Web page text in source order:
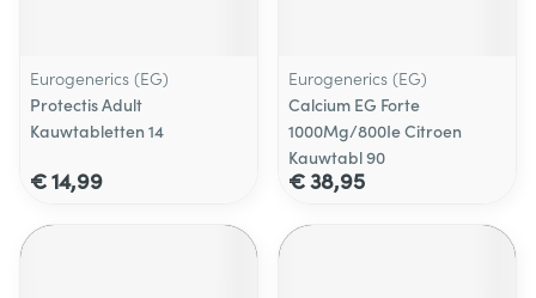
Eurogenerics (EG)
Protectis Adult
Kauwtabletten 14
€ 14,99
Eurogenerics (EG)
Calcium EG Forte
1000Mg/800Ie Citroen
Kauwtabl 90
€ 38,95